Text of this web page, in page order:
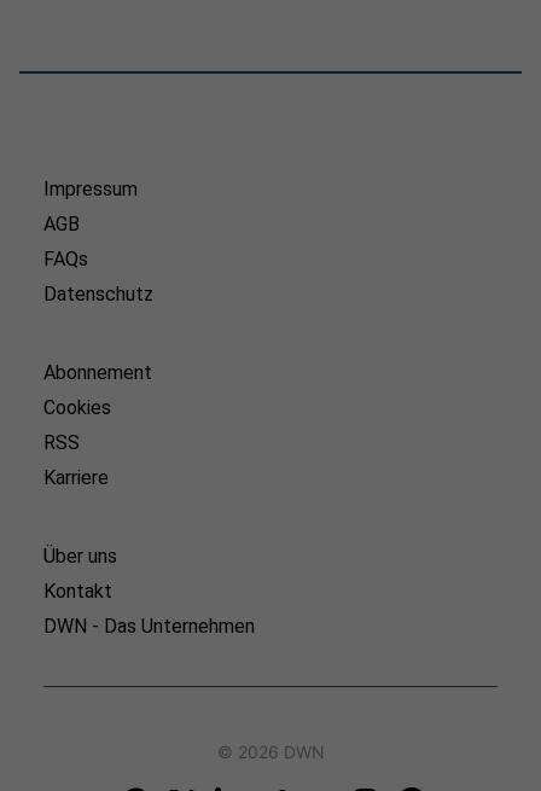
Impressum
AGB
FAQs
Datenschutz
Abonnement
Cookies
RSS
Karriere
Über uns
Kontakt
DWN - Das Unternehmen
© 2026 DWN